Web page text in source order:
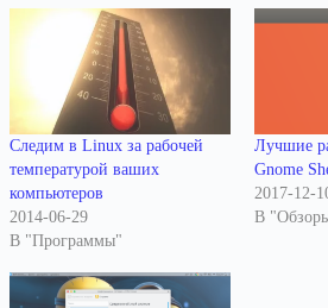
Следим в Linux за рабочей
температурой ваших
компьютеров
2014-06-29
В "Программы"
Лучшие
Gnome
2017-12-
В